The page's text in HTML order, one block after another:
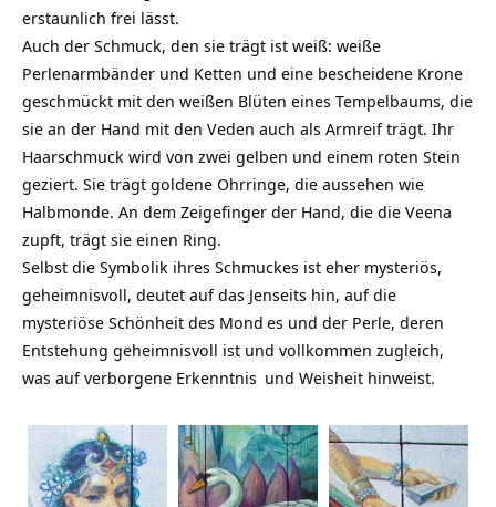
erstaunlich frei lässt.
Auch der Schmuck, den sie trägt ist weiß: weiße
Perlenarmbänder und Ketten und eine bescheidene Krone
geschmückt mit den weißen Blüten eines Tempelbaums, die
sie an der Hand mit den Veden auch als Armreif trägt. Ihr
Haarschmuck wird von zwei gelben und einem roten Stein
geziert. Sie trägt goldene Ohrringe, die aussehen wie
Halbmonde. An dem Zeigefinger der Hand, die die Veena
zupft, trägt sie einen Ring.
Selbst die Symbolik ihres Schmuckes ist eher mysteriös,
geheimnisvoll, deutet auf das Jenseits hin, auf die
mysteriöse Schönheit des Mond es und der Perle, deren
Entstehung geheimnisvoll ist und vollkommen zugleich,
was auf verborgene Erkenntnis und Weisheit hinweist.